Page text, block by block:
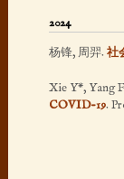
2024
杨锋, 周羿. 社
Xie Y*, Yang
COVID-19.